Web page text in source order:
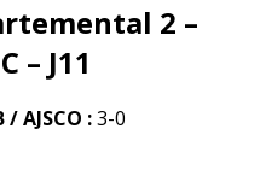
2 –
– J11
AJSCO :3-0